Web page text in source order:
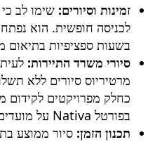
זמינות וסיורים: שימו לב כי
לכניסה חופשית. הוא
בשעות ספציפיות בתיאום
סיורי משרד התיירות:
מרטיריוס סיורים ללא
כחלק מפרויקטים לקידום
בפורטל Nativa על מועדים אלו.
תכנון הזמן: סיור ממוצע